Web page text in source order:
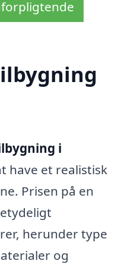
i
have et realistisk
Prisen på en
herunder type
og